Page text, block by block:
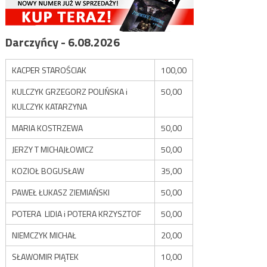
Darczyńcy - 6.08.2026
KACPER STAROŚCIAK
100,00
KULCZYK GRZEGORZ POLIŃSKA i
KULCZYK KATARZYNA
50,00
MARIA KOSTRZEWA
50,00
JERZY T MICHAJŁOWICZ
50,00
KOZIOŁ BOGUSŁAW
35,00
PAWEŁ ŁUKASZ ZIEMIAŃSKI
50,00
POTERA LIDIA i POTERA KRZYSZTOF
50,00
NIEMCZYK MICHAŁ
20,00
SŁAWOMIR PIĄTEK
10,00